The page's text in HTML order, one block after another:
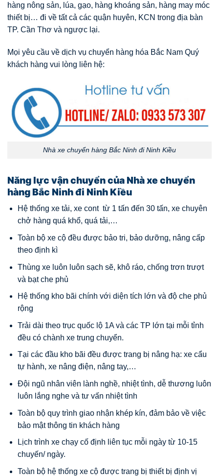
hàng nông sản, lúa, gạo, hàng khoáng sản, hàng may móc
thiết bị… đi về tất cả các quận huyên, KCN trong địa bàn
TP. Cần Thơ và ngược lại.
Mọi yêu cầu về dịch vụ chuyển hàng hóa Bắc Nam Quý
khách hàng vui lòng liên hệ:
Nhà xe chuyển hàng Bắc Ninh đi Ninh Kiều
Năng lực vận chuyển của Nhà xe chuyển
hàng Bắc Ninh đi Ninh Kiều
Hệ thống xe tải, xe cont từ 1 tấn đến 30 tấn, xe chuyên
chở hàng quá khổ, quá tải,…
Toàn bộ xe cộ đều được bảo tri, bảo dưỡng, nâng cấp
theo định kì
Thùng xe luôn luôn sạch sẽ, khô ráo, chống trơn trượt
và bạt che phủ
Hệ thống kho bãi chính với diện tích lớn và độ che phủ
rộng
Trải dài theo trục quốc lộ 1A và các TP lớn tại mỗi tỉnh
đều có chành xe trung chuyển.
Tại các đầu kho bãi đều được trang bị nâng hạ: xe cẩu
tự hành, xe nâng điện, nâng tay,…
Đội ngũ nhân viên lành nghề, nhiệt tình, dễ thương luôn
luôn lắng nghe và tư vấn nhiệt tình
Toàn bộ quy trình giao nhận khép kín, đảm bảo về việc
bảo mật thông tin khách hàng
Lịch trình xe chạy cố định liên tục mỗi ngày từ 10-15
chuyến/ ngày.
Toàn bộ hệ thống xe cộ được trang bị thiết bị định vị